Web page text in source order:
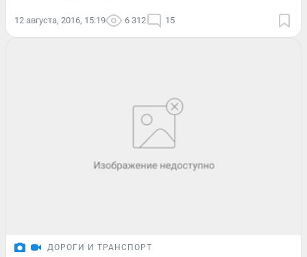
12 августа, 2016, 15:19 6 312 15
ДОРОГИ И ТРАНСПОРТ